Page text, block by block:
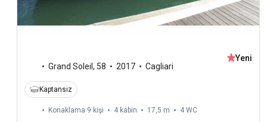
Grand Soleil , 58 2017 Cagliari
Yeni
Kaptansız
Konaklama 9 kişi 4 kabin 17,5 m 4 WC